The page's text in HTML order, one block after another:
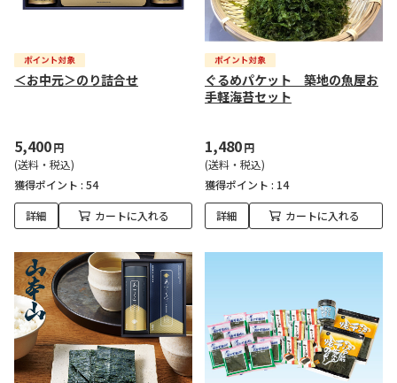
＜お中元＞のり詰合せ
5,400円
(送料・税込)
獲得ポイント : 54
詳細 カートに入れる
ぐるめパケット 築地の魚屋お
手軽海苔セット
1,480円
(送料・税込)
獲得ポイント : 14
詳細 カートに入れる